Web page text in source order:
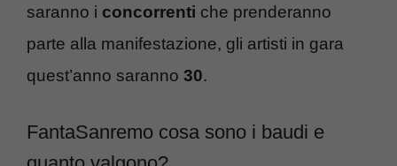
saranno i concorrenti che prenderanno
parte alla manifestazione, gli artisti in gara
quest’anno saranno 30.
FantaSanremo cosa sono i baudi e